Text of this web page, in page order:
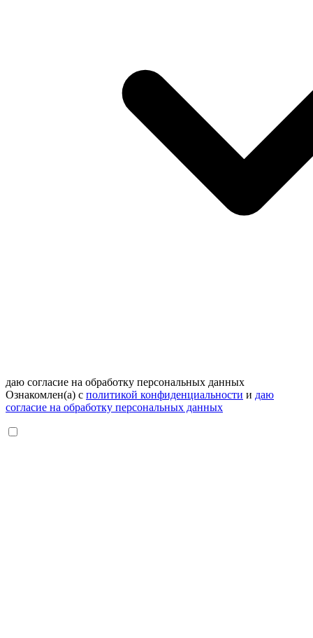
даю согласие на обработку персональных данных
Ознакомлен(а) с политикой конфиденциальности и даю
согласие на обработку персональных данных